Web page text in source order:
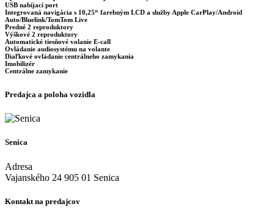
USB nabíjací port
Integrovaná navigácia s 10,25“ farebným LCD a služby Apple CarPlay/Android
Auto/Bluelink/TomTom Live
Predné 2 reproduktory
Výškové 2 reproduktory
Automatické tiesňové volanie E-call
Ovládanie audiosystému na volante
Diaľkové ovládanie centrálneho zamykania
Imobilizér
Centrálne zamykanie
Predajca a poloha vozidla
Senica
Adresa
Vajanského 24 905 01 Senica
Kontakt na predajcov